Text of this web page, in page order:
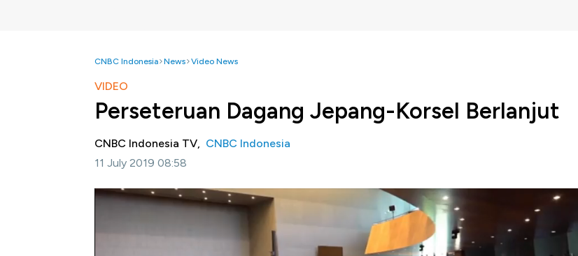
CNBC Indonesia News Video News
VIDEO
Perseteruan Dagang Jepang-Korsel Berlanjut
CNBC Indonesia TV, CNBC Indonesia
11 July 2019 08:58
Jakarta, CNBC Indonesia-Jepang dan Korea Selatan bersedia untuk bertemu membahas langkah
Tokyo untuk membatasi ekspor produk vital teknologi ke Negeri Ginseng. Namun, tidak ada banyak
insentif politik untuk menyelesaikan perselisihan terburuk kedua negara ini.